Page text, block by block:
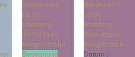
Advanced 6
10:00
Hamburg
Instruktorin:
Margrit Johler
Begegnung
Advanced 6
10:00
Hamburg
Instruktorin:
Margrit Johler
Datum :